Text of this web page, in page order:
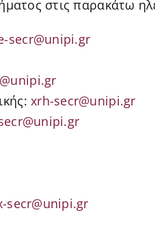
στις παρακάτω
secr@unipi.gr
xrh-secr@unipi.gr
secr@unipi.gr